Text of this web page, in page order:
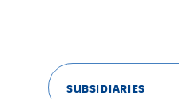
SUBSIDIARIES